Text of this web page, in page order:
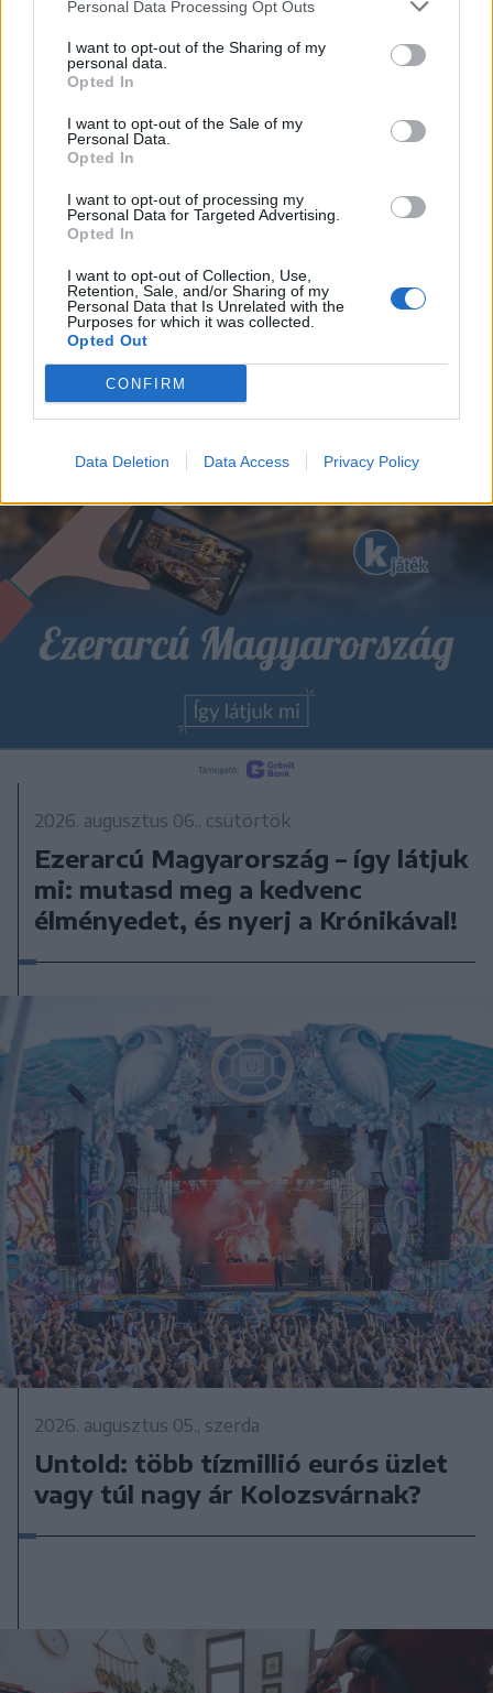
Personal Data Processing Opt Outs
I want to opt-out of the Sharing of my
personal data.
Opted In
I want to opt-out of the Sale of my
Personal Data.
Opted In
I want to opt-out of processing my
Personal Data for Targeted Advertising.
Opted In
I want to opt-out of Collection, Use,
Retention, Sale, and/or Sharing of my
Personal Data that Is Unrelated with the
Purposes for which it was collected.
Opted Out
CONFIRM
Data Deletion Data Access Privacy Policy
2026. augusztus 06., csütörtök
A kánikulában az autógumik is
fokozott terhelésnek vannak
kitéve – egy apró hiba is
durrdefekthez vezethet
2026. augusztus 06., csütörtök
Ezerarcú Magyarország – így látjuk
mi: mutasd meg a kedvenc
élményedet, és nyerj a Krónikával!
2026. augusztus 05., szerda
Untold: több tízmillió eurós üzlet
vagy túl nagy ár Kolozsvárnak?